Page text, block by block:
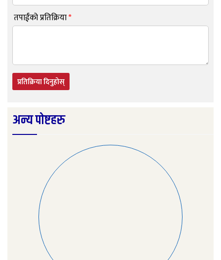
तपाईंको प्रतिक्रिया*
प्रतिक्रिया दिनुहोस्
अन्य पोष्टहरु